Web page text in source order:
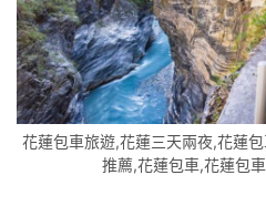
花蓮包車旅遊,花蓮三天兩夜,花蓮
推薦,花蓮包車,花蓮包